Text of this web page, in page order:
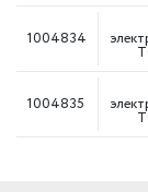
1004834
1004835